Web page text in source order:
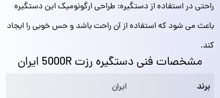
راحتی در استفاده از دستگیره: طراحی ارگونومیک این دستگیره
باعث می‌ شود که استفاده از آن راحت باشد و حس خوبی را ایجاد
کند.
مشخصات فنی دستگیره رزت 5000R ایران
برند ایران